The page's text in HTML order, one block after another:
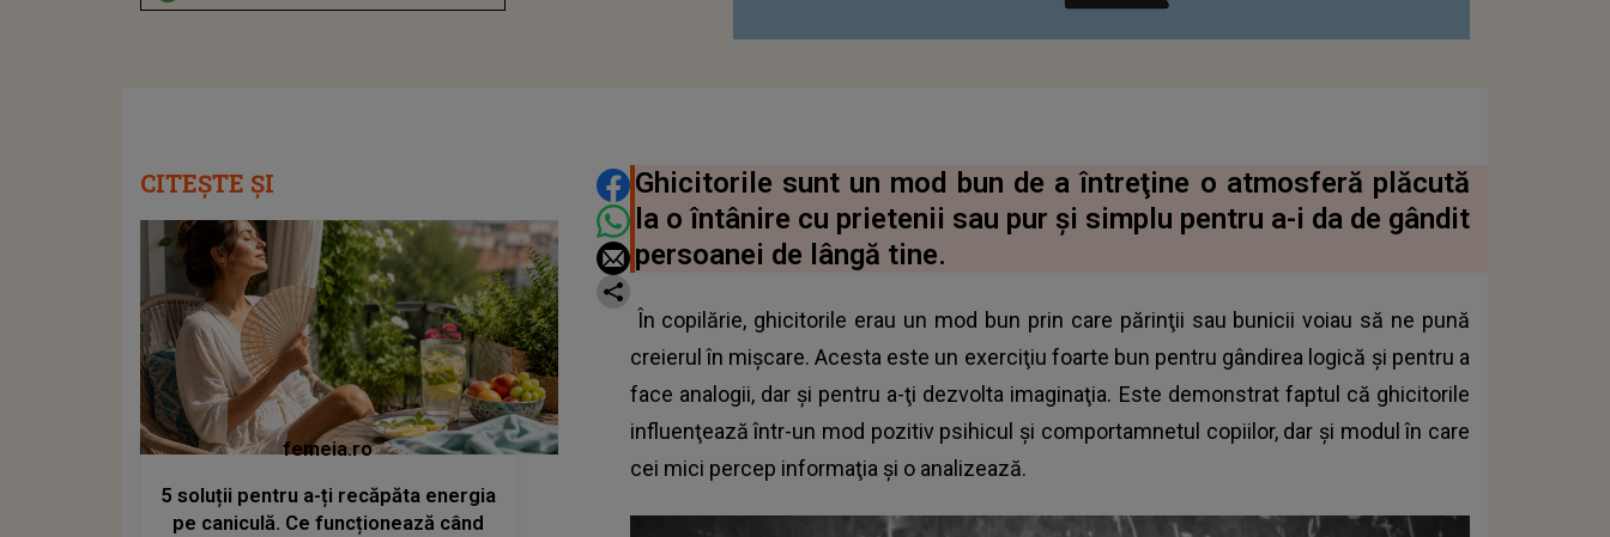
DISTRIBUIE ARTICOLUL
Ghicitorile sunt un mod bun de a întreţine o atmosferă plăcută
la o întânire cu prietenii sau pur şi simplu pentru a-i da de gândit
persoanei de lângă tine.
În copilărie, ghicitorile erau un mod bun prin care părinţii sau bunicii voiau să ne pună
creierul în mişcare. Acesta este un exerciţiu foarte bun pentru gândirea logică şi pentru a
face analogii, dar şi pentru a-ţi dezvolta imaginaţia. Este demonstrat faptul că ghicitorile
influenţează într-un mod pozitiv psihicul şi comportamnetul copiilor, dar şi modul în care
cei mici percep informaţia şi o analizează.
CITEȘTE ȘI
femeia.ro
5 soluții pentru a-ți recăpăta energia
pe caniculă. Ce funcționează când